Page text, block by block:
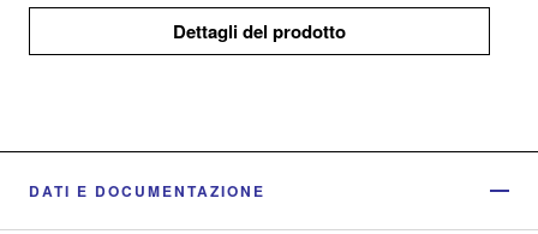
Dettagli del prodotto
DATI E DOCUMENTAZIONE